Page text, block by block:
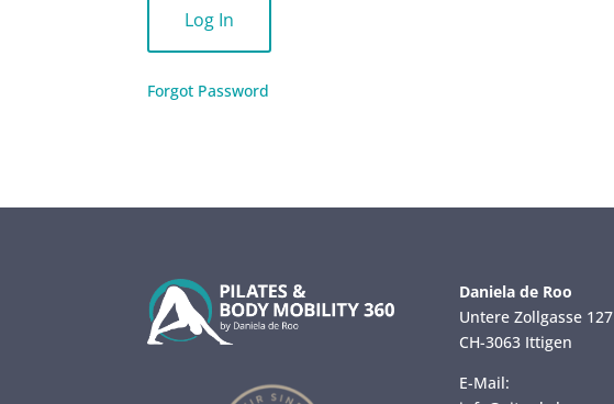
Forgot Password
Daniela de Roo
Untere Zollgasse 127
CH-3063 Ittigen
E-Mail: